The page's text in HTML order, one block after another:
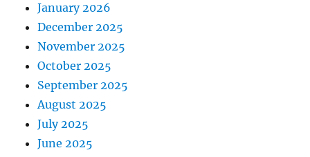
January 2026
December 2025
November 2025
October 2025
September 2025
August 2025
July 2025
June 2025